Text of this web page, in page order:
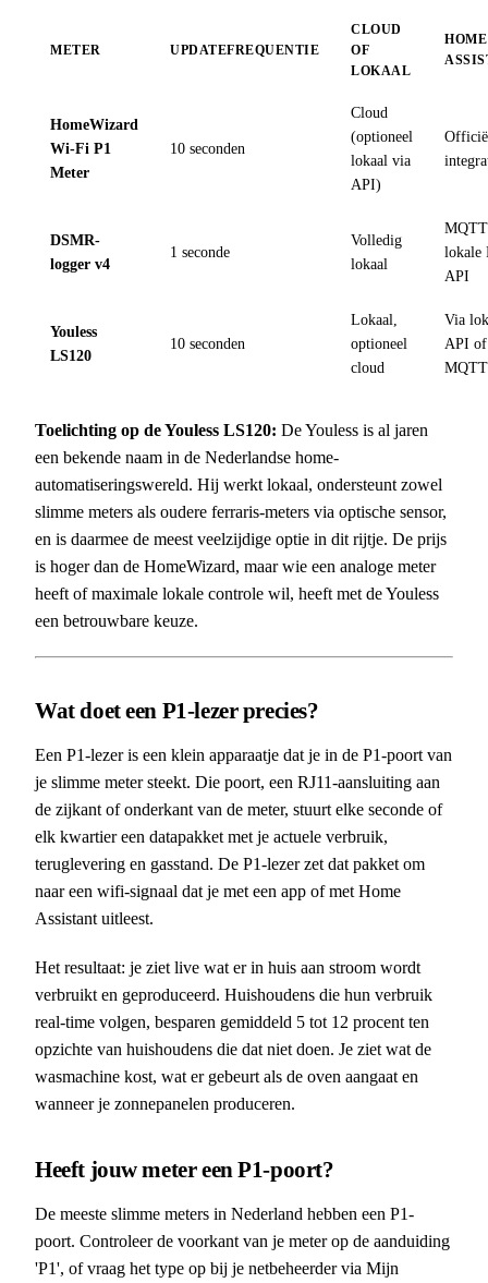
METER UPDATEFREQUENTIE
CLOUD
OF
LOKAAL
HOME
HomeWizard
Wi-Fi P1
Meter
10 seconden
Cloud
(optioneel
lokaal via
API)
DSMR-
logger v4
1 seconde
Volledig
lokaal
lokale
API
Youless
LS120
10 seconden
Lokaal,
optioneel
cloud
Via
API of
MQTT
Toelichting op de Youless LS120: De Youless is al jaren
een bekende naam in de Nederlandse home-
automatiseringswereld. Hij werkt lokaal, ondersteunt zowel
slimme meters als oudere ferraris-meters via optische sensor,
en is daarmee de meest veelzijdige optie in dit rijtje. De prijs
is hoger dan de HomeWizard, maar wie een analoge meter
heeft of maximale lokale controle wil, heeft met de Youless
een betrouwbare keuze.
Wat doet een P1-lezer precies?
Een P1-lezer is een klein apparaatje dat je in de P1-poort van
je slimme meter steekt. Die poort, een RJ11-aansluiting aan
de zijkant of onderkant van de meter, stuurt elke seconde of
elk kwartier een datapakket met je actuele verbruik,
teruglevering en gasstand. De P1-lezer zet dat pakket om
naar een wifi-signaal dat je met een app of met Home
Assistant uitleest.
Het resultaat: je ziet live wat er in huis aan stroom wordt
verbruikt en geproduceerd. Huishoudens die hun verbruik
real-time volgen, besparen gemiddeld 5 tot 12 procent ten
opzichte van huishoudens die dat niet doen. Je ziet wat de
wasmachine kost, wat er gebeurt als de oven aangaat en
wanneer je zonnepanelen produceren.
Heeft jouw meter een P1-poort?
De meeste slimme meters in Nederland hebben een P1-
poort. Controleer de voorkant van je meter op de aanduiding
'P1', of vraag het type op bij je netbeheerder via Mijn